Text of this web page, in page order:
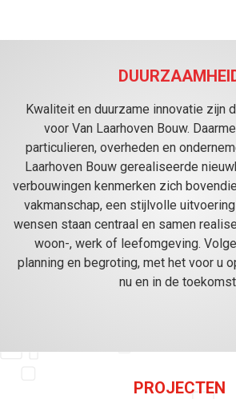
Kwaliteit en duurzame innovatie zijn
voor Van Laarhoven Bouw.
particulieren, overheden en
Laarhoven Bouw gerealiseerde
verbouwingen kenmerken zich
vakmanschap, een stijlvolle
wensen staan centraal en samen
woon-, werk of leefomgeving.
planning en begroting, met het voor u
nu en in de
PROJECTEN